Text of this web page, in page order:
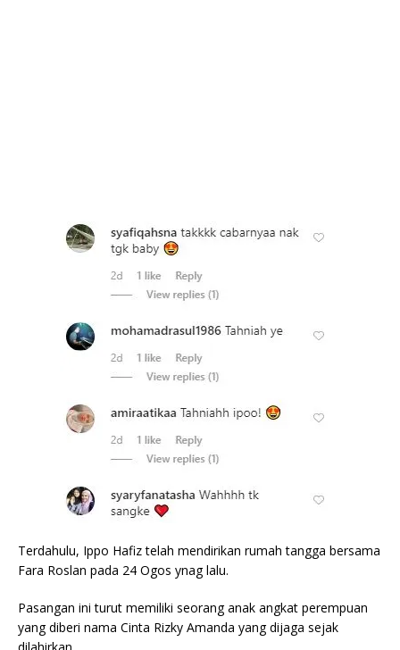
Terdahulu, Ippo Hafiz telah mendirikan rumah tangga bersama
Fara Roslan pada 24 Ogos ynag lalu.
Pasangan ini turut memiliki seorang anak angkat perempuan
yang diberi nama Cinta Rizky Amanda yang dijaga sejak